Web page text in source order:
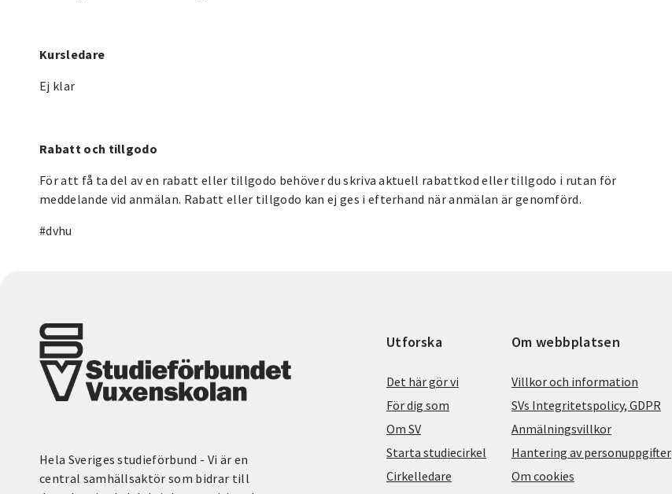
Kursledare
Ej klar
Rabatt och tillgodo
För att få ta del av en rabatt eller tillgodo behöver du skriva aktuell rabattkod eller tillgodo i rutan för
meddelande vid anmälan. Rabatt eller tillgodo kan ej ges i efterhand när anmälan är genomförd.
#dvhu
Hela Sveriges studieförbund - Vi är en
central samhällsaktör som bidrar till
Utforska
Det här gör vi
För dig som
Om SV
Starta studiecirkel
Cirkelledare
Om webbplatsen
Villkor och information
SVs Integritetspolicy, GDPR
Anmälningsvillkor
Hantering av personuppgifter
Om cookies